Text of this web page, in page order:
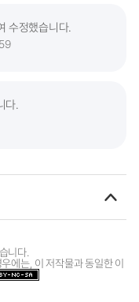
수정했습니다.
다.
니다.
에는, 이 저작물과 동일한 이